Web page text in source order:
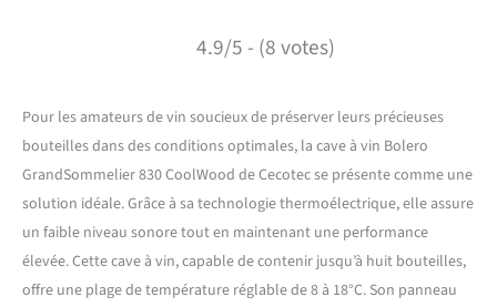
4.9/5 - (8 votes)
Pour les amateurs de vin soucieux de préserver leurs précieuses
bouteilles dans des conditions optimales, la cave à vin Bolero
GrandSommelier 830 CoolWood de Cecotec se présente comme une
solution idéale. Grâce à sa technologie thermoélectrique, elle assure
un faible niveau sonore tout en maintenant une performance
élevée. Cette cave à vin, capable de contenir jusqu’à huit bouteilles,
offre une plage de température réglable de 8 à 18°C. Son panneau